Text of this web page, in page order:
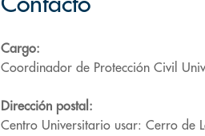
Cargo:
Coordinador de Protección Civil
Dirección postal:
Centro Universitario usar: Cerro de